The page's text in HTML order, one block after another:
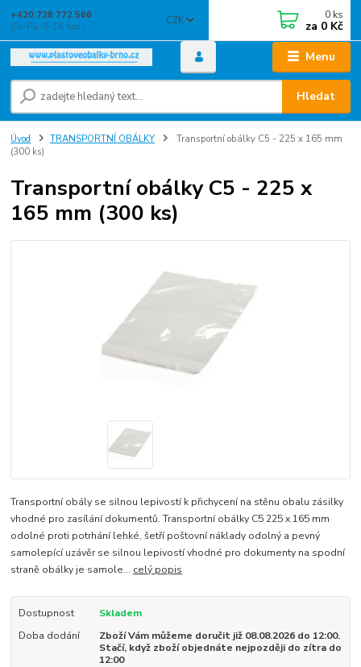
Menu
CZK
Hledat
+420 728 772 566
(Po-Pá, 8-16 hod.)
0 ks
za 0 Kč
Úvod TRANSPORTNÍ OBÁLKY
Transportní obálky C5 - 225 x 165 mm
(300 ks)
Transportní obálky C5 - 225 x
165 mm (300 ks)
Transportní obály se silnou lepivostí k přichycení na stěnu obalu zásilky
vhodné pro zasílání dokumentů. Transportní obálky C5 225 x 165 mm
odolné proti potrhání lehké, šetří poštovní náklady odolný a pevný
samolepící uzávěr se silnou lepivostí vhodné pro dokumenty na spodní
straně obálky je samole... celý popis
Dostupnost
Skladem
Doba dodání
Zboží Vám můžeme doručit již 08.08.2026 do 12:00.
Stačí, když zboží objednáte nejpozději do zítra do
12:00